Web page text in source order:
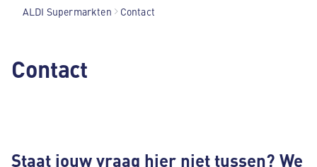
ALDI Supermarkten Contact
Contact
Staat jouw vraag hier niet tussen? We